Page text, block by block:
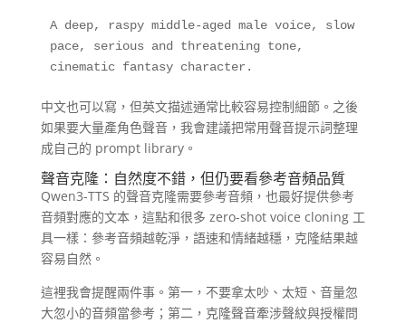
A deep, raspy middle-aged male voice, slow
pace, serious and threatening tone,
cinematic fantasy character.
中文也可以寫，但英文描述通常比較容易控制細節。之後
如果要大量產角色聲音，我會建議把常用聲音提示詞整理
成自己的 prompt library。
聲音克隆：自然度不錯，但仍要看參考音頻品質
Qwen3-TTS 的聲音克隆需要參考音頻，也最好提供參考
音頻對應的文本，這點和很多 zero-shot voice cloning 工
具一樣：參考音頻越乾淨，語速和情緒越穩，克隆結果越
容易自然。
這裡我會提醒兩件事。第一，不要拿太吵、太短、音量忽
大忽小的音頻當參考；第二，克隆聲音牽涉聲紋與授權問